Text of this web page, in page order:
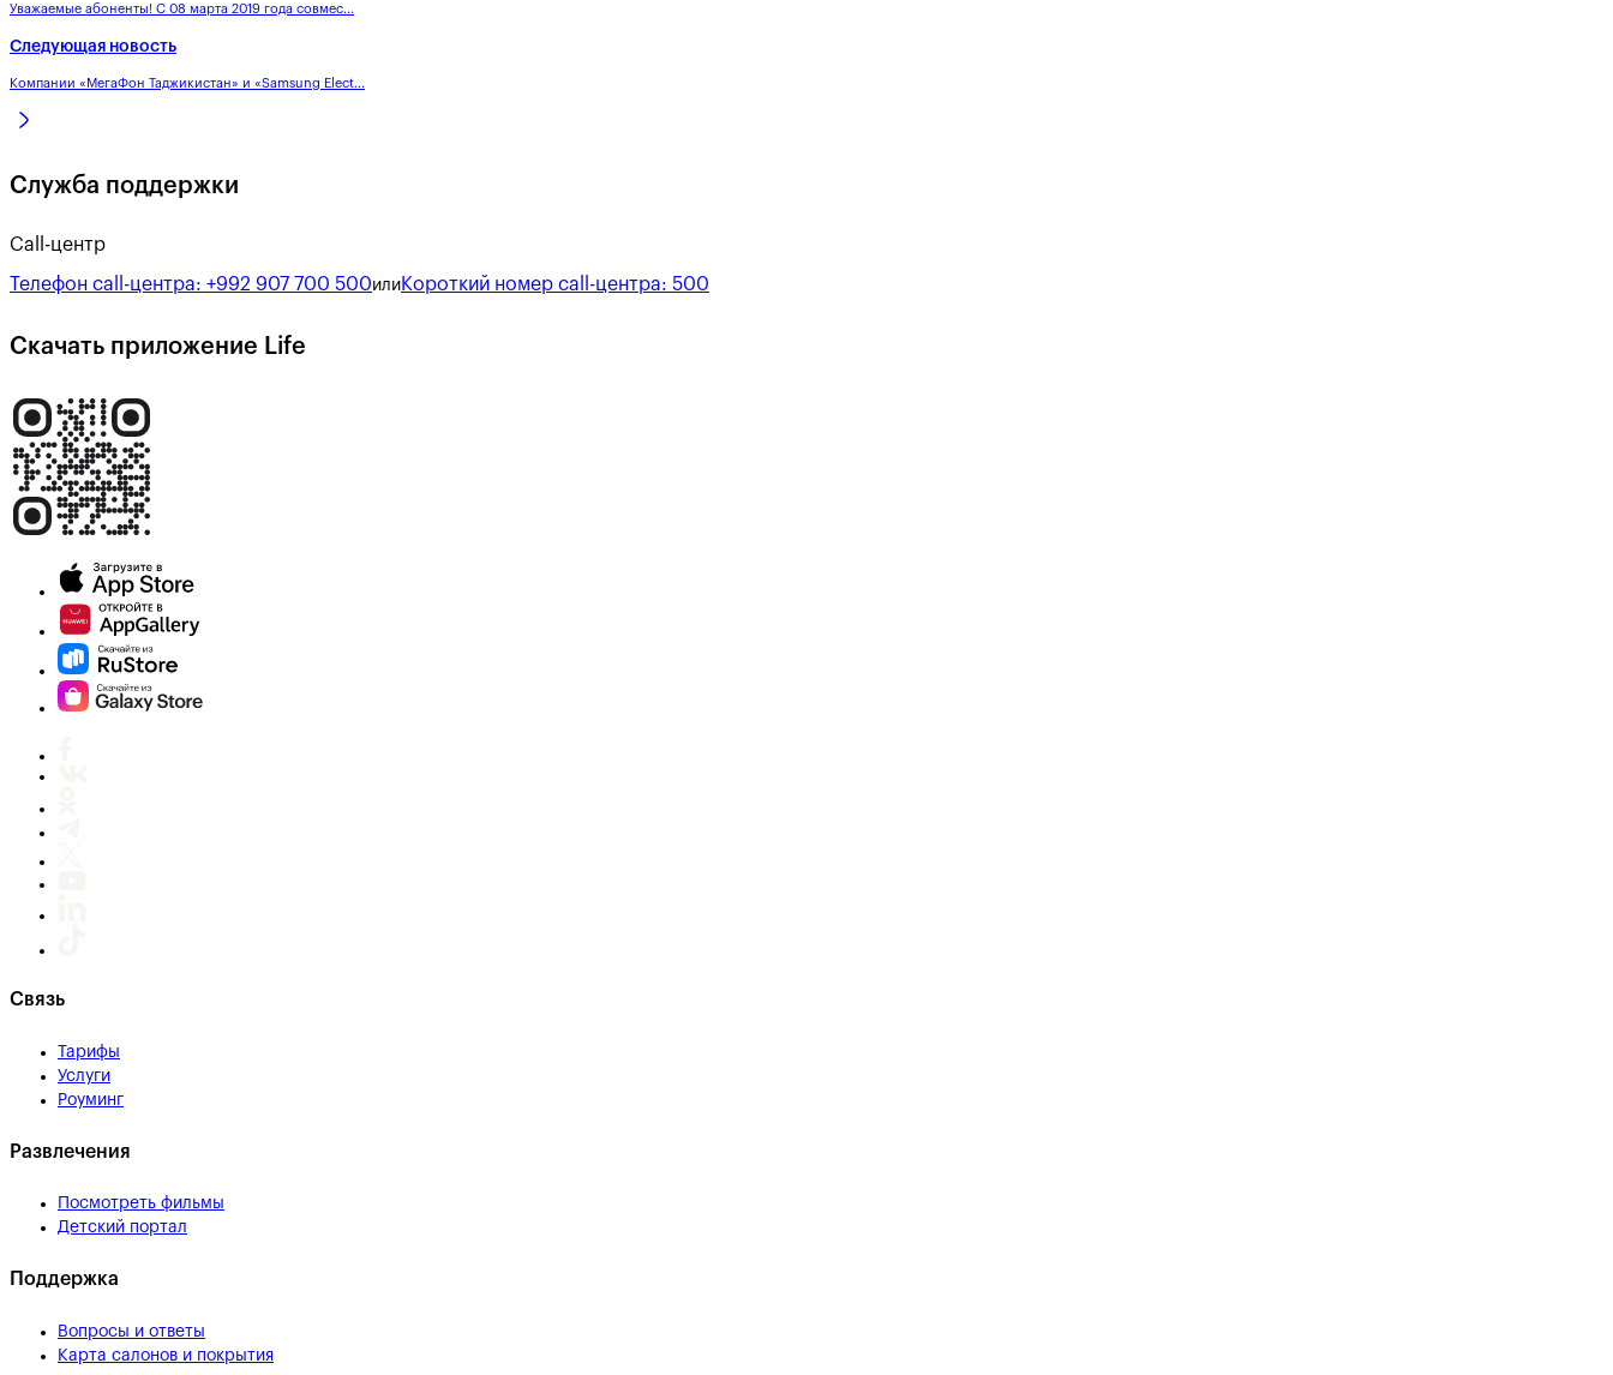
Уважаемые абоненты! С 08 марта 2019 года совмес...
Следующая новость
Компании «МегаФон Таджикистан» и «Samsung Elect...
Служба поддержки
Call-центр
Телефон call-центра: +992 907 700 500или Короткий номер call-центра: 500
Скачать приложение Life
Связь
Тарифы
Услуги
Роуминг
Развлечения
Посмотреть фильмы
Детский портал
Поддержка
Вопросы и ответы
Карта салонов и покрытия